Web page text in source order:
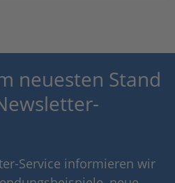
neuesten Stand
Service informieren wir